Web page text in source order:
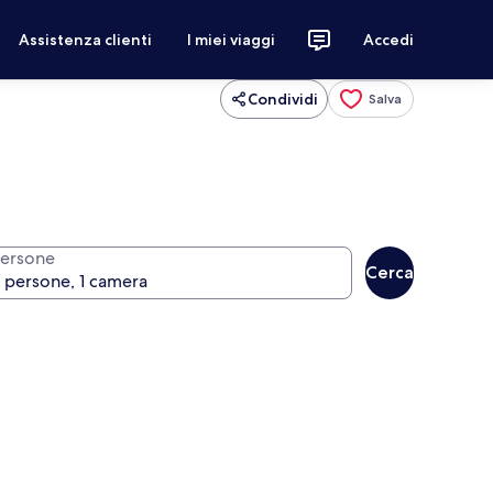
Assistenza clienti I miei viaggi Accedi
Condividi Salva
Cerca